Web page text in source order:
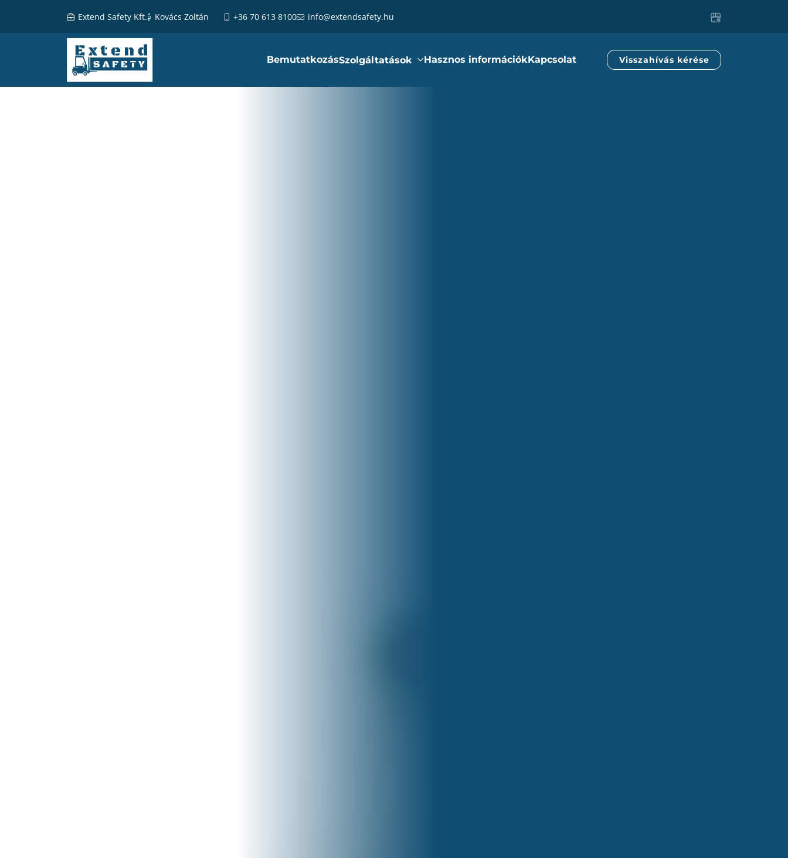
Extend Safety Kft. Kovács Zoltán +36 70 613 8100 info@extendsafety.hu
BemutatkozásSzolgáltatások Hasznos információkKapcsolat Visszahívás kérése